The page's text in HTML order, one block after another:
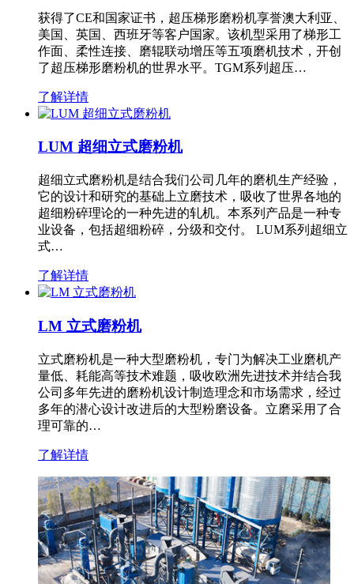
获得了CE和国家证书，超压梯形磨粉机享誉澳大利亚、
美国、英国、西班牙等客户国家。该机型采用了梯形工
作面、柔性连接、磨辊联动增压等五项磨机技术，开创
了超压梯形磨粉机的世界水平。TGM系列超压…
了解详情
LUM 超细立式磨粉机
超细立式磨粉机是结合我们公司几年的磨机生产经验，
它的设计和研究的基础上立磨技术，吸收了世界各地的
超细粉碎理论的一种先进的轧机。本系列产品是一种专
业设备，包括超细粉碎，分级和交付。 LUM系列超细立
式…
了解详情
LM 立式磨粉机
立式磨粉机是一种大型磨粉机，专门为解决工业磨机产
量低、耗能高等技术难题，吸收欧洲先进技术并结合我
公司多年先进的磨粉机设计制造理念和市场需求，经过
多年的潜心设计改进后的大型粉磨设备。立磨采用了合
理可靠的…
了解详情